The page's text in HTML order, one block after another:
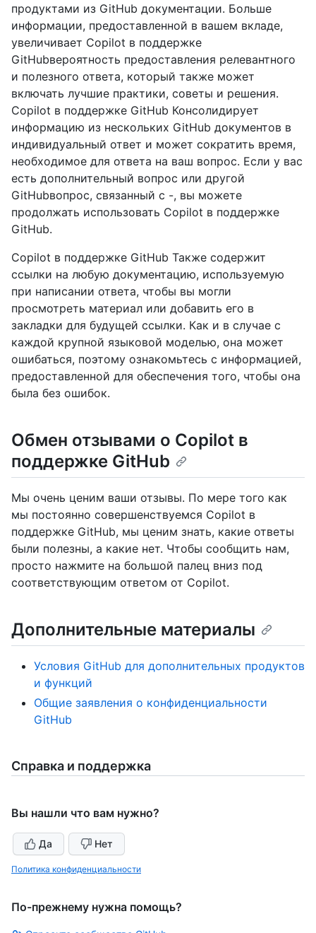
продуктами из GitHub документации. Больше
информации, предоставленной в вашем вкладе,
увеличивает Copilot в поддержке
GitHubвероятность предоставления релевантного
и полезного ответа, который также может
включать лучшие практики, советы и решения.
Copilot в поддержке GitHub Консолидирует
информацию из нескольких GitHub документов в
индивидуальный ответ и может сократить время,
необходимое для ответа на ваш вопрос. Если у вас
есть дополнительный вопрос или другой
GitHubвопрос, связанный с -, вы можете
продолжать использовать Copilot в поддержке
GitHub.
Copilot в поддержке GitHub Также содержит
ссылки на любую документацию, используемую
при написании ответа, чтобы вы могли
просмотреть материал или добавить его в
закладки для будущей ссылки. Как и в случае с
каждой крупной языковой моделью, она может
ошибаться, поэтому ознакомьтесь с информацией,
предоставленной для обеспечения того, чтобы она
была без ошибок.
Обмен отзывами о Copilot в
поддержке GitHub
Мы очень ценим ваши отзывы. По мере того как
мы постоянно совершенствуемся Copilot в
поддержке GitHub, мы ценим знать, какие ответы
были полезны, а какие нет. Чтобы сообщить нам,
просто нажмите на большой палец вниз под
соответствующим ответом от Copilot.
Дополнительные материалы
Условия GitHub для дополнительных продуктов
и функций
Общие заявления о конфиденциальности
GitHub
Справка и поддержка
Вы нашли что вам нужно?
Да Нет
Политика конфиденциальности
По-прежнему нужна помощь?